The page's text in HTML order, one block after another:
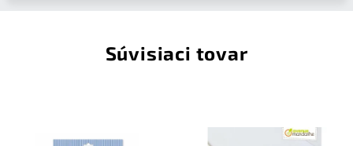
Súvisiaci tovar